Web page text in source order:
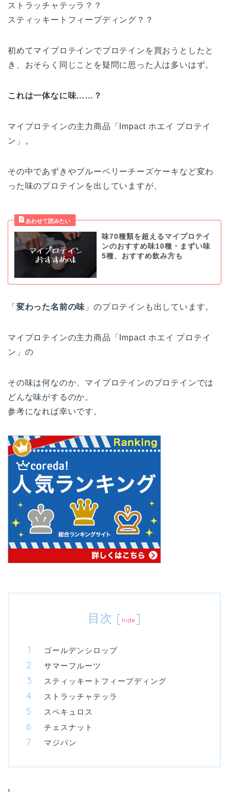
ストラッチャテッラ？？
スティッキートフィープディング？？
初めてマイプロテインでプロテインを買おうとしたと
き、おそらく同じことを疑問に思った人は多いはず。
これは一体なに味……？
マイプロテインの主力商品「Impact ホエイ プロテイ
ン」。
その中であずきやブルーベリーチーズケーキなど変わ
った味のプロテインを出していますが、
味70種類を超えるマイプロテイ
ンのおすすめ味10種・まずい味
5種、おすすめ飲み方も
「 変わった名前の味 」のプロテインも出しています。
マイプロテインの主力商品「Impact ホエイ プロテイ
ン」の
その味は何なのか、マイプロテインのプロテインでは
どんな味がするのか。
参考になれば幸いです。
目次 [ hide]
ゴールデンシロップ
サマーフルーツ
スティッキートフィープディング
ストラッチャテッラ
スペキュロス
チェスナット
マジパン